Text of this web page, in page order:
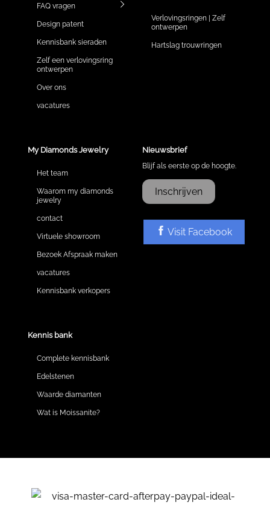
FAQ vragen
Design patent
Kennisbank sieraden
Zelf een verlovingsring
ontwerpen
Over ons
vacatures
Verlovingsringen | Zelf
ontwerpen
Hartslag trouwringen
My Diamonds Jewelry
Het team
Waarom my diamonds
jewelry
contact
Virtuele showroom
Bezoek Afspraak maken
vacatures
Kennisbank verkopers
Kennis bank
Complete kennisbank
Edelstenen
Waarde diamanten
Wat is Moissanite?
Nieuwsbrief
Blijf als eerste op de hoogte.
Inschrijven
Visit Facebook